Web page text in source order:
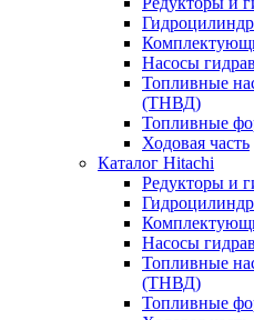
Насосы
Топливные
(ТНВД)
Топливные
Ходовая часть
Каталог Hitachi
Редукторы и
Насосы
Топливные
(ТНВД)
Топливные